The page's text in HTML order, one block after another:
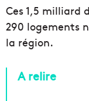
Ces 1,5 milliard
290 logements
la région.
A relire